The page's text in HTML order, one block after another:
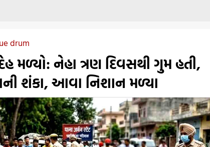
drum
મળ્યો: નેહા ત્રણ દિવસથી ગુમ હતી,
શંકા, આવા નિશાન મળ્યા